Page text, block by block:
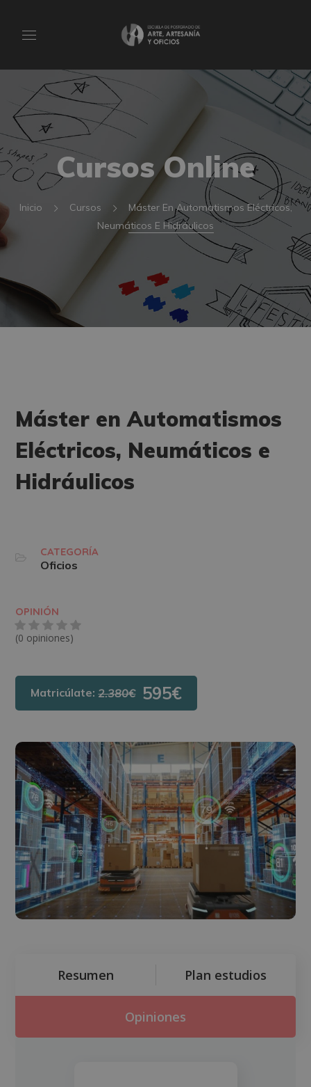
Cursos Online
Inicio Cursos
Máster En Automatismos Eléctricos,
Neumáticos E Hidráulicos
Máster en Automatismos
Eléctricos, Neumáticos e
Hidráulicos
CATEGORÍA
Oficios
OPINIÓN
(0 opiniones)
Matricúlate:2.380€ 595€
Resumen Plan estudios
Opiniones